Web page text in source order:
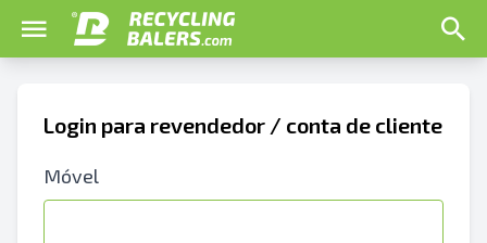
Login para revendedor / conta de cliente
Móvel